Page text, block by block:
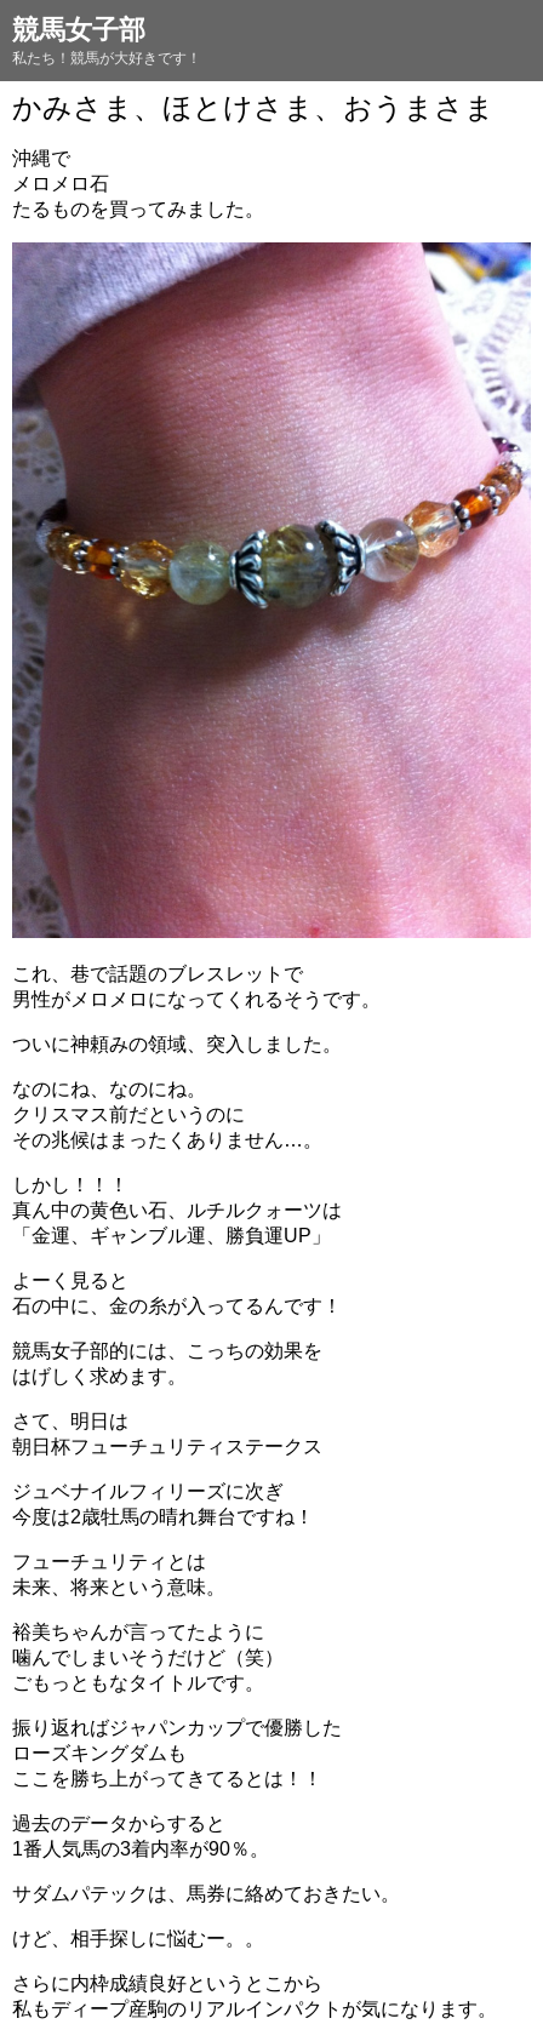
競馬女子部
私たち！競馬が大好きです！
かみさま、ほとけさま、おうまさま
沖縄で
メロメロ石
たるものを買ってみました。
これ、巷で話題のブレスレットで
男性がメロメロになってくれるそうです。
ついに神頼みの領域、突入しました。
なのにね、なのにね。
クリスマス前だというのに
その兆候はまったくありません…。
しかし！！！
真ん中の黄色い石、ルチルクォーツは
「金運、ギャンブル運、勝負運UP」
よーく見ると
石の中に、金の糸が入ってるんです！
競馬女子部的には、こっちの効果を
はげしく求めます。
さて、明日は
朝日杯フューチュリティステークス
ジュベナイルフィリーズに次ぎ
今度は2歳牡馬の晴れ舞台ですね！
フューチュリティとは
未来、将来という意味。
裕美ちゃんが言ってたように
噛んでしまいそうだけど（笑）
ごもっともなタイトルです。
振り返ればジャパンカップで優勝した
ローズキングダムも
ここを勝ち上がってきてるとは！！
過去のデータからすると
1番人気馬の3着内率が90％。
サダムパテックは、馬券に絡めておきたい。
けど、相手探しに悩むー。。
さらに内枠成績良好というとこから
私もディープ産駒のリアルインパクトが気になります。